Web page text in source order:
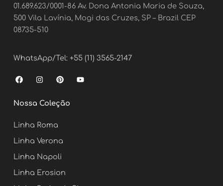
01.689.623/0001-86 Av. Dona Antonia Maria de Souza,
500 Vila Lavínia, Mogi das Cruzes, SP – Brazil CEP
08735-510
WhatsApp/Tel: +55 (11) 3565-2147
F
a
e
b
o
k
I
n
t
a
r
a
m
P
i
t
e
Y
o
Nossa Coleção
Linha Roma
Linha Verona
Linha Napoli
Linha Erosion